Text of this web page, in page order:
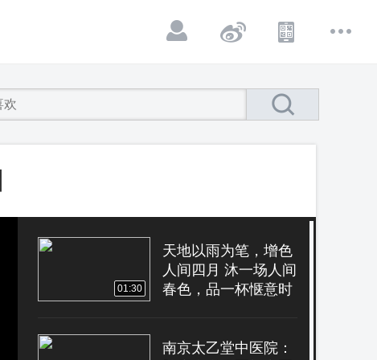
01:30
天地以雨为笔，增色
人间四月 沐一场人间
春色，品一杯惬意时
南京太乙堂中医院：